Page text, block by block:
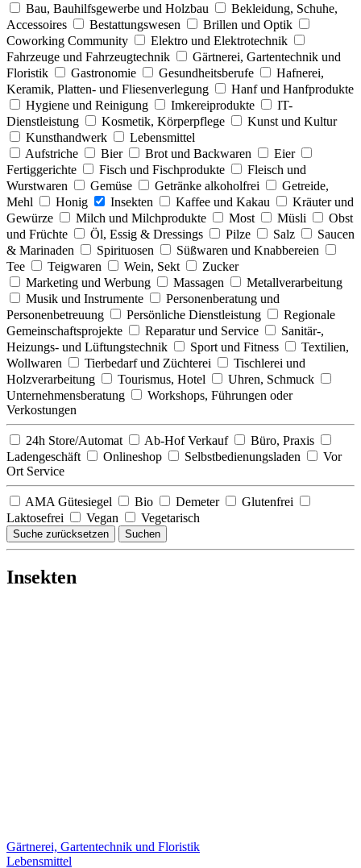
Bau, Bauhilfsgewerbe und Holzbau
Bekleidung, Schuhe,
Accessoires
Bestattungswesen
Brillen und Optik
Coworking Community
Elektro und Elektrotechnik
Fahrzeuge und Fahrzeugtechnik
Gärtnerei, Gartentechnik und
Floristik
Gastronomie Gesundheitsberufe
Hafnerei,
Keramik, Platten- und Fliesenverlegung
Hanf und Hanfprodukte
Hygiene und Reinigung
Imkereiprodukte
IT-
Dienstleistung
Kosmetik, Körperpflege
Kunst und Kultur
Kunsthandwerk
Lebensmittel
Aufstriche
Bier Brot und Backwaren
Eier
Fertiggerichte
Fisch und Fischprodukte
Fleisch und
Wurstwaren
Gemüse Getränke alkoholfrei
Getreide,
Mehl
Honig Insekten Kaffee und Kakau
Kräuter und
Gewürze
Milch und Milchprodukte Most Müsli
Obst
und Früchte
Öl, Essig & Dressings Pilze Salz
Saucen
& Marinaden
Spirituosen
Süßwaren und Knabbereien
Tee
Teigwaren Wein, Sekt
Zucker
Marketing und Werbung
Massagen
Metallverarbeitung
Musik und Instrumente
Personenberatung und
Personenbetreuung
Persönliche Dienstleistung
Regionale
Gemeinschaftsprojekte
Reparatur und Service
Sanitär-,
Heizungs- und Lüftungstechnik
Sport und Fitness
Textilien,
Wollwaren
Tierbedarf und Züchterei
Tischlerei und
Holzverarbeitung
Tourismus, Hotel
Uhren, Schmuck
Unternehmensberatung
Workshops, Führungen oder
Verkostungen
24h Store/Automat Ab-Hof Verkauf
Büro, Praxis
Ladengeschäft
Onlineshop Selbstbedienungsladen
Vor
Ort Service
AMA Gütesiegel Bio Demeter
Glutenfrei
Laktosefrei
Vegan Vegetarisch
Suche zurücksetzen Suchen
Insekten
Gärtnerei, Gartentechnik und Floristik
Lebensmittel